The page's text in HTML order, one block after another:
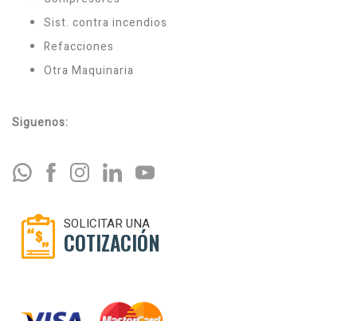
Sist. contra incendios
Refacciones
Otra Maquinaria
Siguenos:
SOLICITAR UNA
COTIZACIÓN